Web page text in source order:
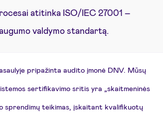
atitinka ISO/IEC 27001 –
valdymo standartą.
pripažinta audito įmonė DNV. Mūsų
sertifikavimo sritis yra „skaitmeninės
teikimas, įskaitant kvalifikuotų